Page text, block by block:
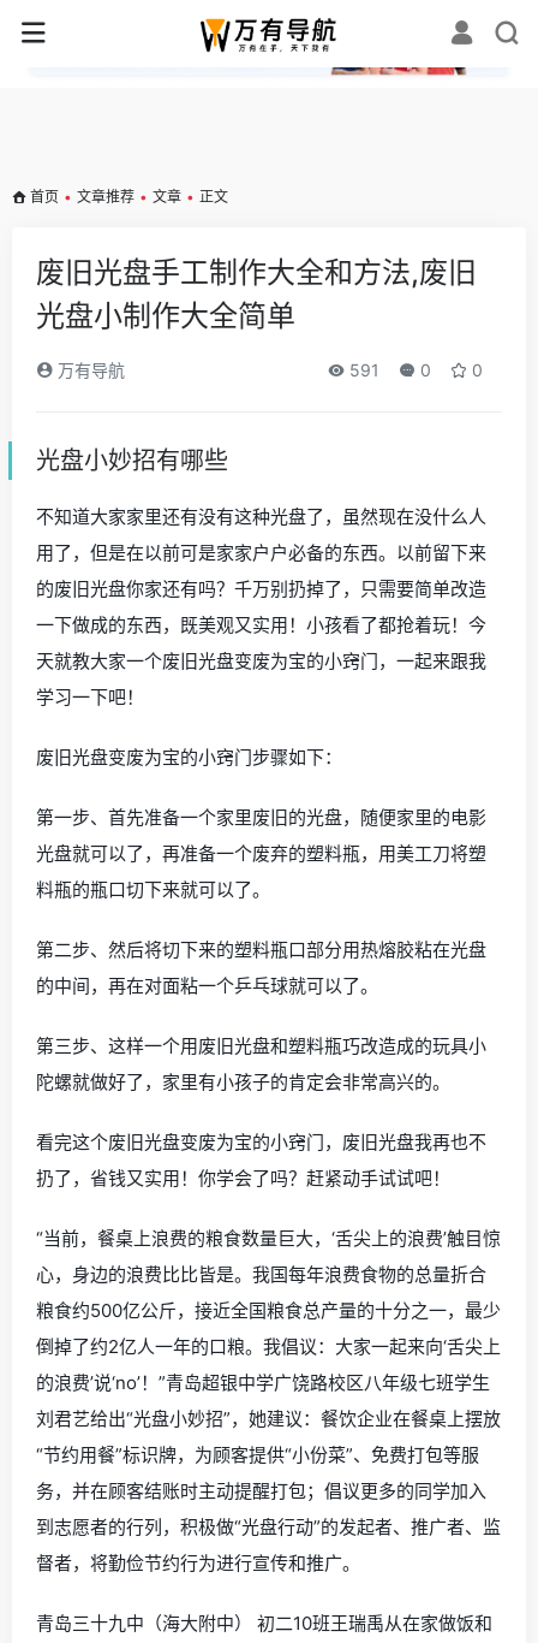
✕
首页 • 文章推荐 • 文章 • 正文
废旧光盘手工制作大全和方法,废旧
光盘小制作大全简单
万有导航 591 0 0
光盘小妙招有哪些
不知道大家家里还有没有这种光盘了，虽然现在没什么人
用了，但是在以前可是家家户户必备的东西。以前留下来
的废旧光盘你家还有吗？千万别扔掉了，只需要简单改造
一下做成的东西，既美观又实用！小孩看了都抢着玩！今
天就教大家一个废旧光盘变废为宝的小窍门，一起来跟我
学习一下吧！
废旧光盘变废为宝的小窍门步骤如下：
第一步、首先准备一个家里废旧的光盘，随便家里的电影
光盘就可以了，再准备一个废弃的塑料瓶，用美工刀将塑
料瓶的瓶口切下来就可以了。
第二步、然后将切下来的塑料瓶口部分用热熔胶粘在光盘
的中间，再在对面粘一个乒乓球就可以了。
第三步、这样一个用废旧光盘和塑料瓶巧改造成的玩具小
陀螺就做好了，家里有小孩子的肯定会非常高兴的。
看完这个废旧光盘变废为宝的小窍门，废旧光盘我再也不
扔了，省钱又实用！你学会了吗？赶紧动手试试吧！
“当前，餐桌上浪费的粮食数量巨大，‘舌尖上的浪费’触目惊
心，身边的浪费比比皆是。我国每年浪费食物的总量折合
粮食约500亿公斤，接近全国粮食总产量的十分之一，最少
倒掉了约2亿人一年的口粮。我倡议：大家一起来向‘舌尖上
的浪费’说‘no’！”青岛超银中学广饶路校区八年级七班学生
刘君艺给出“光盘小妙招”，她建议：餐饮企业在餐桌上摆放
“节约用餐”标识牌，为顾客提供“小份菜”、免费打包等服
务，并在顾客结账时主动提醒打包；倡议更多的同学加入
到志愿者的行列，积极做“光盘行动”的发起者、推广者、监
督者，将勤俭节约行为进行宣传和推广。
青岛三十九中（海大附中） 初二10班王瑞禹从在家做饭和